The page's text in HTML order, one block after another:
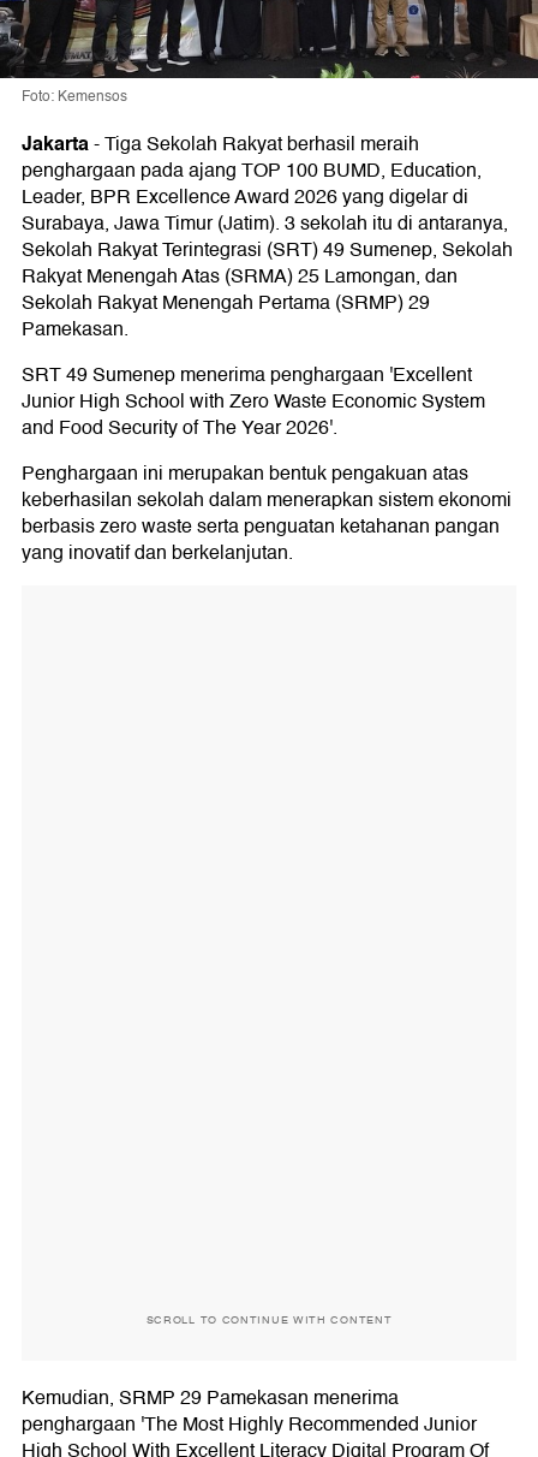
Foto: Kemensos
Jakarta-Tiga Sekolah Rakyat berhasil meraih
penghargaan pada ajang TOP 100 BUMD, Education,
Leader, BPR Excellence Award 2026 yang digelar di
Surabaya, Jawa Timur (Jatim). 3 sekolah itu di antaranya,
Sekolah Rakyat Terintegrasi (SRT) 49 Sumenep, Sekolah
Rakyat Menengah Atas (SRMA) 25 Lamongan, dan
Sekolah Rakyat Menengah Pertama (SRMP) 29
Pamekasan.
SRT 49 Sumenep menerima penghargaan 'Excellent
Junior High School with Zero Waste Economic System
and Food Security of The Year 2026'.
Penghargaan ini merupakan bentuk pengakuan atas
keberhasilan sekolah dalam menerapkan sistem ekonomi
berbasis zero waste serta penguatan ketahanan pangan
yang inovatif dan berkelanjutan.
SCROLL TO CONTINUE WITH CONTENT
Kemudian, SRMP 29 Pamekasan menerima
penghargaan 'The Most Highly Recommended Junior